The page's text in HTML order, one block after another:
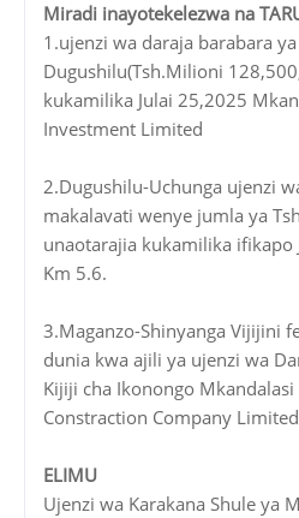
Miradi inayotekelezwa na
1.ujenzi wa daraja barabara ya
Dugushilu(Tsh.Milioni
kukamilika Julai 25,2025
Investment Limited
2.Dugushilu-Uchunga ujenzi
makalavati wenye jumla ya
unaotarajia kukamilika ifikapo
Km 5.6.
3.Maganzo-Shinyanga Vijijini
dunia kwa ajili ya ujenzi wa
Kijiji cha Ikonongo
Constraction Company
ELIMU
Ujenzi wa Karakana Shule ya